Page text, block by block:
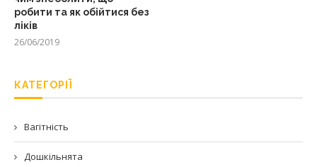
робити та як обійтися без
ліків
26/06/2019
КАТЕГОРІЇ
Вагітність
Дошкільнята